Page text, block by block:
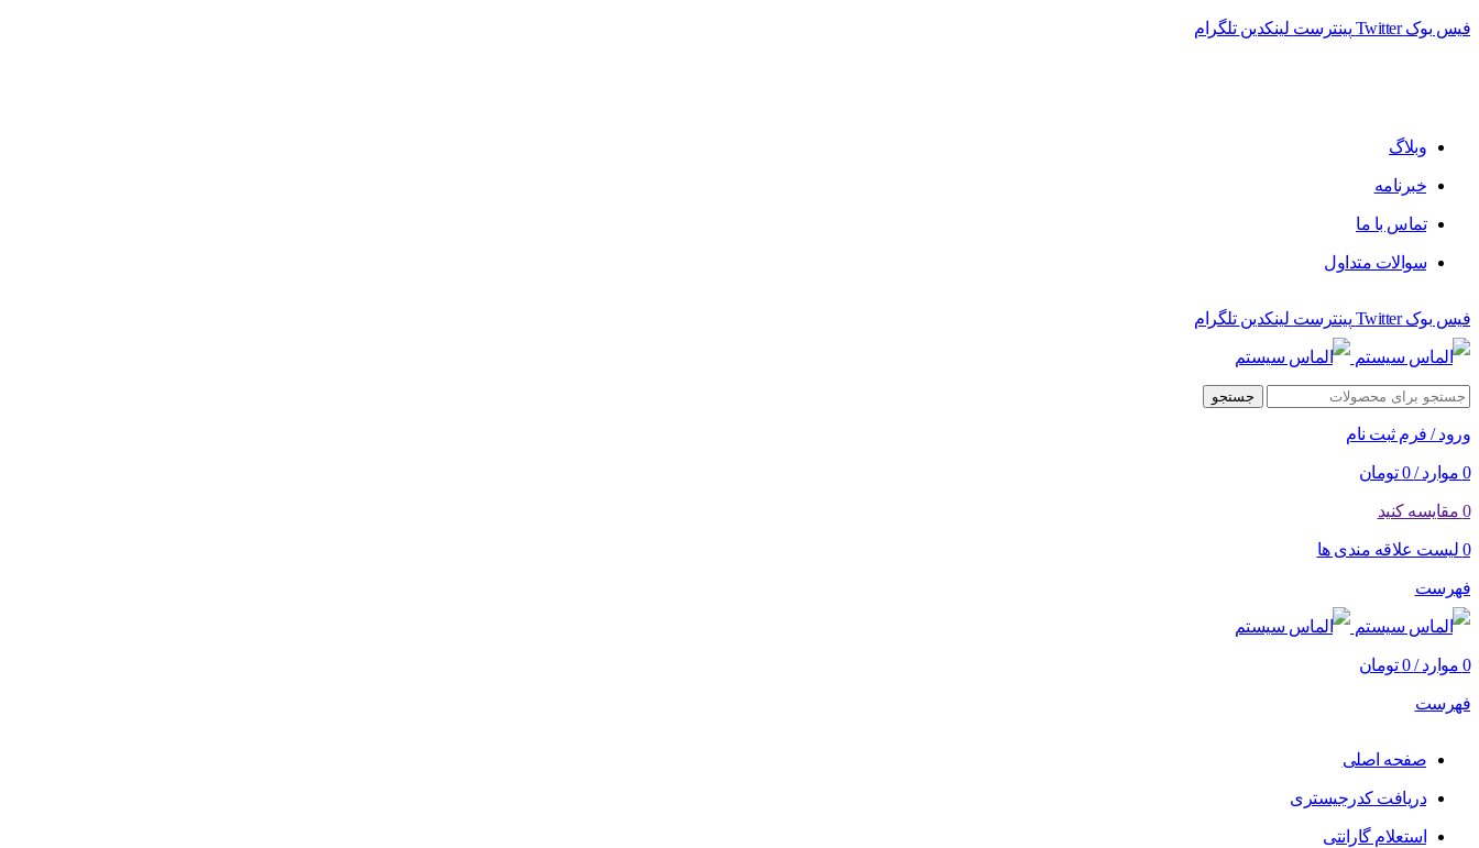
فیس بوک Twitter پینترست لینکدین تلگرام
وبلاگ
خبرنامه
تماس با ما
سوالات متداول
فیس بوک Twitter پینترست لینکدین تلگرام
جستجو
ورود / فرم ثبت نام
0 موارد /
0 تومان
0 مقایسه کنید
0 لیست علاقه مندی ها
فهرست
0 موارد /
0 تومان
فهرست
صفحه اصلی
دریافت کدرجیستری
استعلام گارانتی